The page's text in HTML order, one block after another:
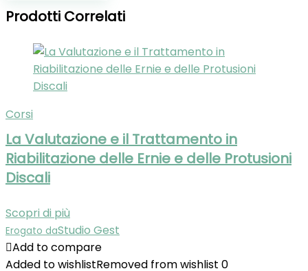
Prodotti Correlati
Corsi
La Valutazione e il Trattamento in
Riabilitazione delle Ernie e delle Protusioni
Discali
Scopri di più
Erogato daStudio Gest
Add to compare
Added to wishlistRemoved from wishlist 0